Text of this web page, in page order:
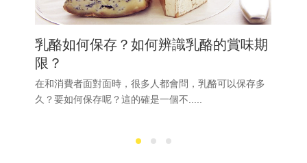
乳酪如何保存？如何辨識乳酪的賞味期
限？
在和消費者面對面時，很多人都會問，乳酪可以保存多
久？要如何保存呢？這的確是一個不.....